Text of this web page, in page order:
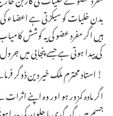
بدن خلیات کو سیکڑتی ہے اعضاء
ہیں اگر مفرد عضو کی یہ کوشش
کی پیدا ہوتی ہے جسے پنجابی میں جرول و جلون کہتے ہیں
استاد محترم ملک خیر دین ڈوگر فرماتے ہیں کہ !
اگر مادہ کمزور ہو اور وہ اپنے